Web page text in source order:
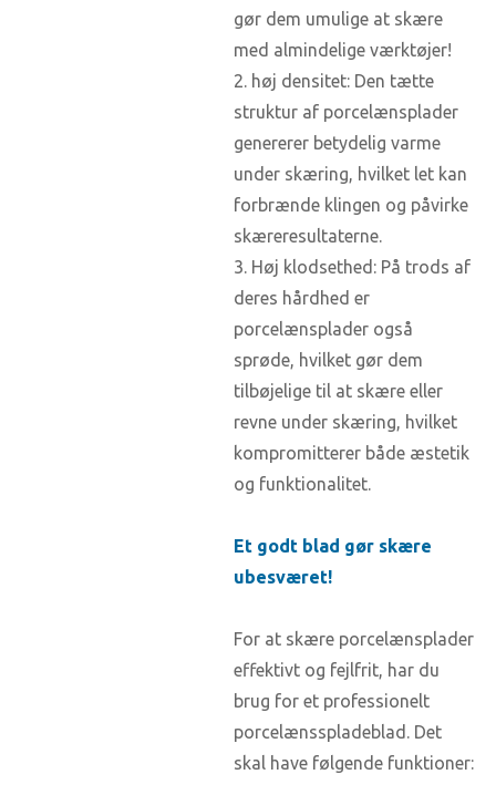
gør dem umulige at skære
med almindelige værktøjer!
2. høj densitet: Den tætte
struktur af porcelænsplader
genererer betydelig varme
under skæring, hvilket let kan
forbrænde klingen og påvirke
skæreresultaterne.
3. Høj klodsethed: På trods af
deres hårdhed er
porcelænsplader også
sprøde, hvilket gør dem
tilbøjelige til at skære eller
revne under skæring, hvilket
kompromitterer både æstetik
og funktionalitet.
Et godt blad gør skære
ubesværet!
For at skære porcelænsplader
effektivt og fejlfrit, har du
brug for et professionelt
porcelænsspladeblad. Det
skal have følgende funktioner: